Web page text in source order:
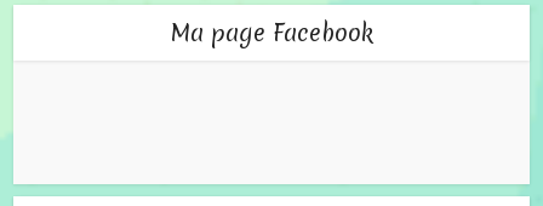
Ma page Facebook